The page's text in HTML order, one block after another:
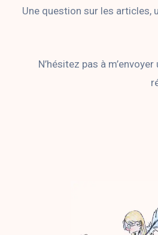
Une question sur les articles,
N’hésitez pas à